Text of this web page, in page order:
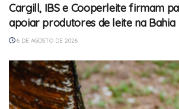
Cargill, IBS e Cooperleite firmam
apoiar produtores de leite na Bahia
6 DE AGOSTO DE 2026